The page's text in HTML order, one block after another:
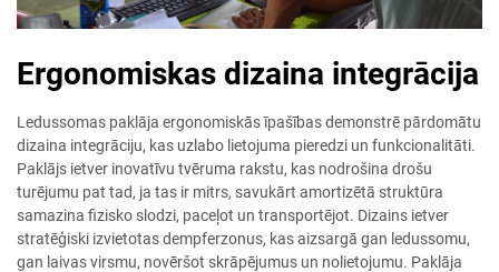
Ergonomiskas dizaina integrācija
Ledussomas paklāja ergonomiskās īpašības demonstrē pārdomātu
dizaina integrāciju, kas uzlabo lietojuma pieredzi un funkcionalitāti.
Paklājs ietver inovatīvu tvēruma rakstu, kas nodrošina drošu
turējumu pat tad, ja tas ir mitrs, savukārt amortizētā struktūra
samazina fizisko slodzi, paceļot un transportējot. Dizains ietver
stratēģiski izvietotas dempferzonus, kas aizsargā gan ledussomu,
gan laivas virsmu, novēršot skrāpējumus un nolietojumu. Paklāja